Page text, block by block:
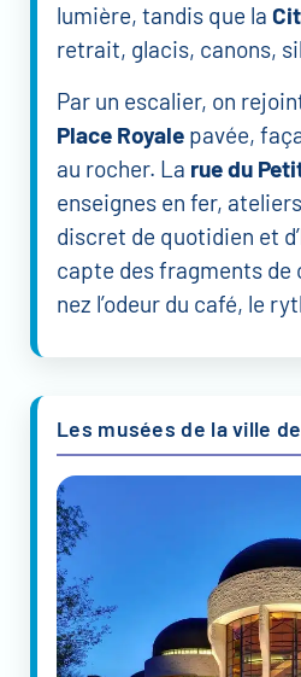
lumière, tandis que la
retrait, glacis, canons,
Par un escalier, on
Place Royale pavée,
au rocher. La rue du
enseignes en fer,
discret de quotidien et
capte des fragments de
nez l’odeur du café, le
Les musées de la ville